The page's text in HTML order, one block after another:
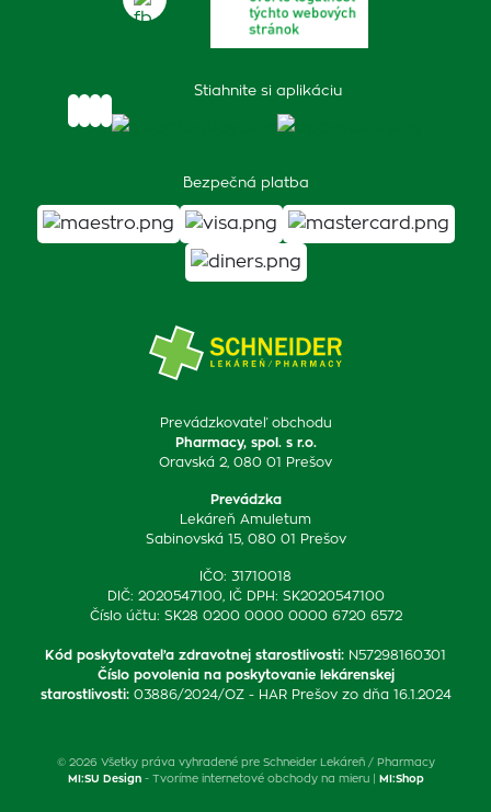
Prevádzkovateľ obchodu
Pharmacy, spol. s r.o.
Oravská 2, 080 01 Prešov
Prevádzka
Lekáreň Amuletum
Sabinovská 15, 080 01 Prešov
IČO: 31710018
DIČ: 2020547100, IČ DPH: SK2020547100
Číslo účtu: SK28 0200 0000 0000 6720 6572
Kód poskytovateľa zdravotnej starostlivosti: N57298160301
Číslo povolenia na poskytovanie lekárenskej
starostlivosti: 03886/2024/OZ - HAR Prešov zo dňa 16.1.2024
Stiahnite si aplikáciu
Bezpečná platba
© 2026 Všetky práva vyhradené pre Schneider Lekáreň / Pharmacy
MI:SU Design- Tvoríme internetové obchody na mieru | MI:Shop